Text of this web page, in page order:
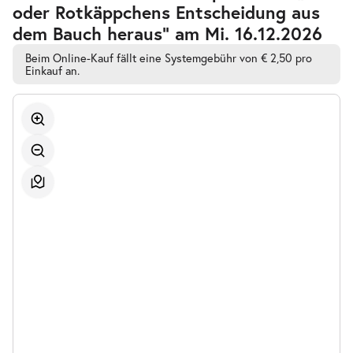
oder Rotkäppchens Entscheidung aus
dem Bauch heraus” am Mi. 16.12.2026
Beim Online-Kauf fällt eine Systemgebühr von € 2,50 pro
Einkauf an.
automatischen
Bestplatzwahl